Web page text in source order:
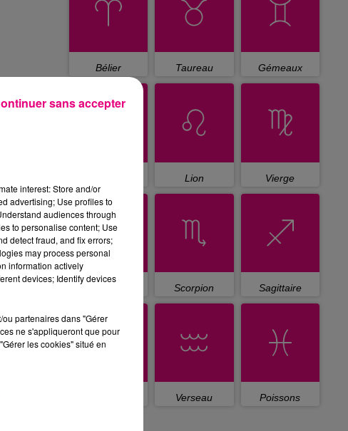
Bélier Taureau Gémeaux
Lion Vierge
Scorpion Sagittaire
Verseau Poissons
interest: Store and/or
advertising; Use profiles to
audiences through
to personalise content; Use
detect fraud, and fix errors;
may process personal
information actively
devices; Identify devices
partenaires dans "Gérer
ne s'appliqueront que pour
les cookies" situé en
sans accepter